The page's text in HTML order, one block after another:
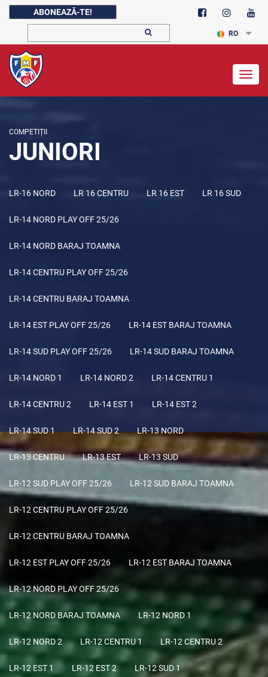
ABONEAZĂ-TE!
RO
COMPETIȚII
JUNIORI
LR-16 NORD LR 16 CENTRU LR 16 EST LR 16 SUD
LR-14 NORD PLAY OFF 25/26
LR-14 NORD BARAJ TOAMNA
LR-14 CENTRU PLAY OFF 25/26
LR-14 CENTRU BARAJ TOAMNA
LR-14 EST PLAY OFF 25/26 LR-14 EST BARAJ TOAMNA
LR-14 SUD PLAY OFF 25/26 LR-14 SUD BARAJ TOAMNA
LR-14 NORD 1 LR-14 NORD 2 LR-14 CENTRU 1
LR-14 CENTRU 2 LR-14 EST 1 LR-14 EST 2
LR-14 SUD 1 LR-14 SUD 2 LR-13 NORD
LR-13 CENTRU LR-13 EST LR-13 SUD
LR-12 SUD PLAY OFF 25/26 LR-12 SUD BARAJ TOAMNA
LR-12 CENTRU PLAY OFF 25/26
LR-12 CENTRU BARAJ TOAMNA
LR-12 EST PLAY OFF 25/26 LR-12 EST BARAJ TOAMNA
LR-12 NORD PLAY OFF 25/26
LR-12 NORD BARAJ TOAMNA LR-12 NORD 1
LR-12 NORD 2 LR-12 CENTRU 1 LR-12 CENTRU 2
LR-12 EST 1 LR-12 EST 2 LR-12 SUD 1